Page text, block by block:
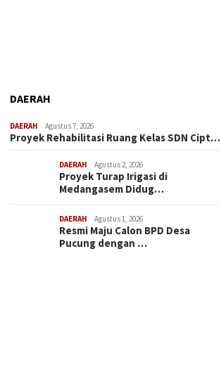
DAERAH
DAERAH Agustus 7, 2026
Proyek Rehabilitasi Ruang Kelas SDN Cipt…
DAERAH Agustus 2, 2026
Proyek Turap Irigasi di
Medangasem Didug…
DAERAH Agustus 1, 2026
Resmi Maju Calon BPD Desa
Pucung dengan …